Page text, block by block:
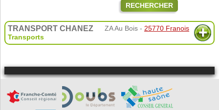
RECHERCHER
TRANSPORT CHANEZ ZA Au Bois - 25770 Franois
Transports